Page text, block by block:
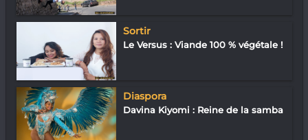
Sortir
Le Versus : Viande 100 % végétale !
Diaspora
Davina Kiyomi : Reine de la samba